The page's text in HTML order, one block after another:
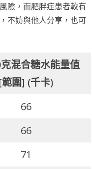
險，而肥胖症患者較有
不妨與他人分享，也可
混合糖水能量值
圍] (千卡)
66
66
71